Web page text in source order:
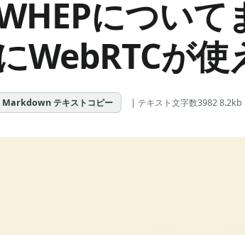
について
WebRTCが
Markdown テキストコピー | テキスト文字数3982 8.2kb